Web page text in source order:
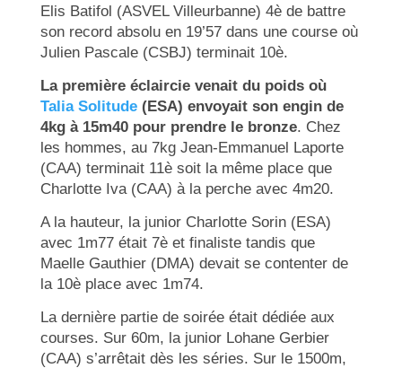
Elis Batifol (ASVEL Villeurbanne) 4è de battre
son record absolu en 19’57 dans une course où
Julien Pascale (CSBJ) terminait 10è.
La première éclaircie venait du poids où
Talia Solitude(ESA) envoyait son engin de
4kg à 15m40 pour prendre le bronze. Chez
les hommes, au 7kg Jean-Emmanuel Laporte
(CAA) terminait 11è soit la même place que
Charlotte Iva (CAA) à la perche avec 4m20.
A la hauteur, la junior Charlotte Sorin (ESA)
avec 1m77 était 7è et finaliste tandis que
Maelle Gauthier (DMA) devait se contenter de
la 10è place avec 1m74.
La dernière partie de soirée était dédiée aux
courses. Sur 60m, la junior Lohane Gerbier
(CAA) s’arrêtait dès les séries. Sur le 1500m,